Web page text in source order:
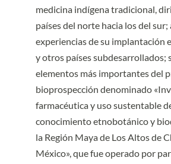
medicina indígena tradicional,
países del norte hacia los del sur;
experiencias de su implantación
y otros países subdesarrollados;
elementos más importantes del
bioprospección denominado
farmacéutica y uso sustentable
conocimiento etnobotánico y
la Región Maya de Los Altos de
México», que fue operado por